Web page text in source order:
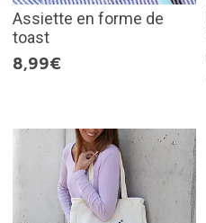
Assiette en forme de
toast
8,99€